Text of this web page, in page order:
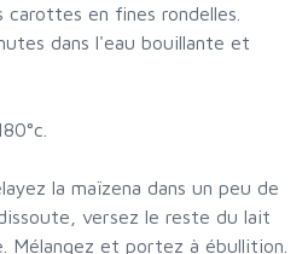
carottes en fines rondelles.
dans l'eau bouillante et
la maïzena dans un peu de
versez le reste du lait
Mélangez et portez à ébullition.